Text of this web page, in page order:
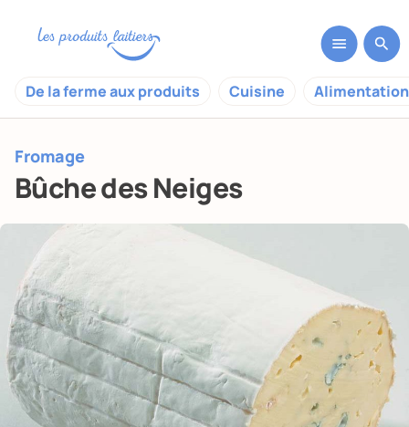
De la ferme aux produits Cuisine
Fromage
Bûche des Neiges